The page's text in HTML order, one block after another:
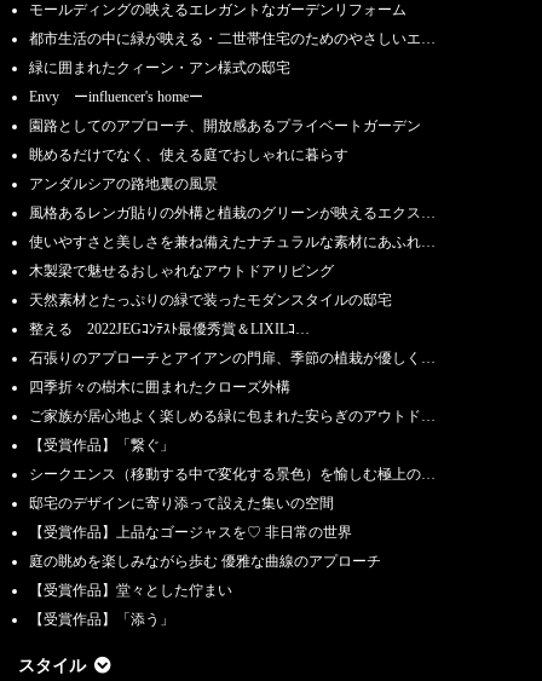
モールディングの映えるエレガントなガーデンリフォーム
都市生活の中に緑が映える・二世帯住宅のためのやさしいエ…
緑に囲まれたクィーン・アン様式の邸宅
Envy ーinfluencer's homeー
園路としてのアプローチ、開放感あるプライベートガーデン
眺めるだけでなく、使える庭でおしゃれに暮らす
アンダルシアの路地裏の風景
風格あるレンガ貼りの外構と植栽のグリーンが映えるエクス…
使いやすさと美しさを兼ね備えたナチュラルな素材にあふれ…
木製梁で魅せるおしゃれなアウトドアリビング
天然素材とたっぷりの緑で装ったモダンスタイルの邸宅
整える 2022JEGｺﾝﾃｽﾄ最優秀賞＆LIXILｺ…
石張りのアプローチとアイアンの門扉、季節の植栽が優しく…
四季折々の樹木に囲まれたクローズ外構
ご家族が居心地よく楽しめる緑に包まれた安らぎのアウトド…
【受賞作品】「繋ぐ」
シークエンス（移動する中で変化する景色）を愉しむ極上の…
邸宅のデザインに寄り添って設えた集いの空間
【受賞作品】上品なゴージャスを♡ 非日常の世界
庭の眺めを楽しみながら歩む 優雅な曲線のアプローチ
【受賞作品】堂々とした佇まい
【受賞作品】「添う」
スタイル